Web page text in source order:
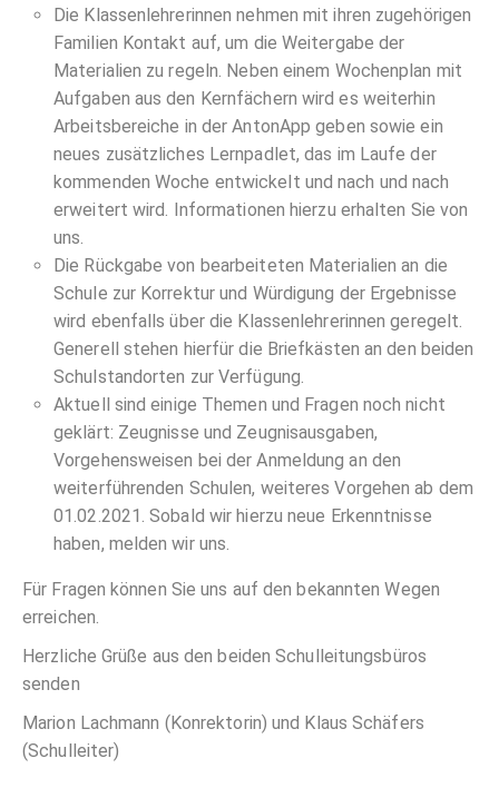
Die Klassenlehrerinnen nehmen mit ihren zugehörigen
Familien Kontakt auf, um die Weitergabe der
Materialien zu regeln. Neben einem Wochenplan mit
Aufgaben aus den Kernfächern wird es weiterhin
Arbeitsbereiche in der AntonApp geben sowie ein
neues zusätzliches Lernpadlet, das im Laufe der
kommenden Woche entwickelt und nach und nach
erweitert wird. Informationen hierzu erhalten Sie von
uns.
Die Rückgabe von bearbeiteten Materialien an die
Schule zur Korrektur und Würdigung der Ergebnisse
wird ebenfalls über die Klassenlehrerinnen geregelt.
Generell stehen hierfür die Briefkästen an den beiden
Schulstandorten zur Verfügung.
Aktuell sind einige Themen und Fragen noch nicht
geklärt: Zeugnisse und Zeugnisausgaben,
Vorgehensweisen bei der Anmeldung an den
weiterführenden Schulen, weiteres Vorgehen ab dem
01.02.2021. Sobald wir hierzu neue Erkenntnisse
haben, melden wir uns.
Für Fragen können Sie uns auf den bekannten Wegen
erreichen.
Herzliche Grüße aus den beiden Schulleitungsbüros
senden
Marion Lachmann (Konrektorin) und Klaus Schäfers
(Schulleiter)